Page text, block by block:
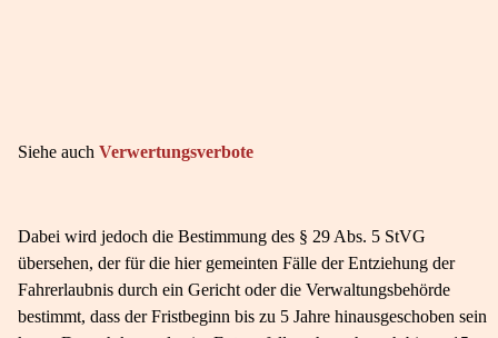
Siehe auch Verwertungsverbote
Dabei wird jedoch die Bestimmung des § 29 Abs. 5 StVG
übersehen, der für die hier gemeinten Fälle der Entziehung der
Fahrerlaubnis durch ein Gericht oder die Verwaltungsbehörde
bestimmt, dass der Fristbeginn bis zu 5 Jahre hinausgeschoben sein